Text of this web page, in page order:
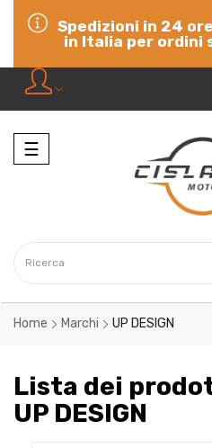
Spedizioni in 24
in Italia per ordini
Navigazione
☰
Home Marchi UP DESIGN
Lista dei
UP DESIGN